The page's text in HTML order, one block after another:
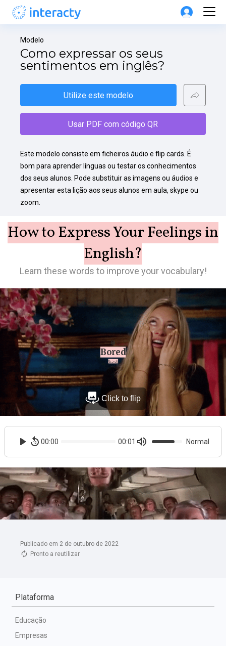
Publicado em 2 de outubro de 2022
Pronto a reutilizar
Modelo
Como expressar os seus
sentimentos em inglês?
Utilize este modelo
Usar PDF com código QR
Este modelo consiste em ficheiros áudio e flip cards. É
bom para aprender línguas ou testar os conhecimentos
dos seus alunos. Pode substituir as imagens ou áudios e
apresentar esta lição aos seus alunos em aula, skype ou
zoom.
Plataforma
Educação
Empresas